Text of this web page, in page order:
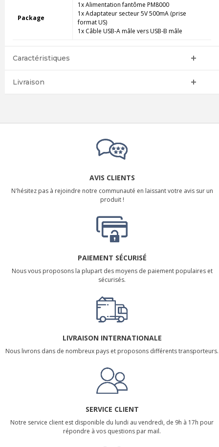
Package
1x Alimentation fantôme PM8000
1x Adaptateur secteur 5V 500mA (prise
format US)
1x Câble USB-A mâle vers USB-B mâle
Caractéristiques
Livraison
AVIS CLIENTS
N'hésitez pas à rejoindre notre communauté en laissant votre avis sur un
produit !
PAIEMENT SÉCURISÉ
Nous vous proposons la plupart des moyens de paiement populaires et
sécurisés.
LIVRAISON INTERNATIONALE
Nous livrons dans de nombreux pays et proposons différents transporteurs.
SERVICE CLIENT
Notre service client est disponible du lundi au vendredi, de 9h à 17h pour
répondre à vos questions par mail.